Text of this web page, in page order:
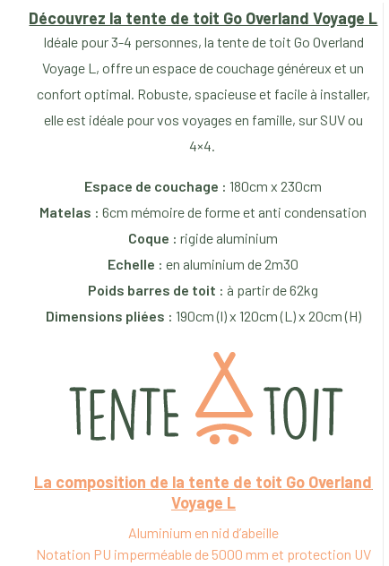
Découvrez la tente de toit Go Overland Voyage L
Idéale pour 3-4 personnes, la tente de toit Go Overland
Voyage L, offre un espace de couchage généreux et un
confort optimal. Robuste, spacieuse et facile à installer,
elle est idéale pour vos voyages en famille, sur SUV ou
4×4.
Espace de couchage : 180cm x 230cm
Matelas : 6cm mémoire de forme et anti condensation
Coque : rigide aluminium
Echelle : en aluminium de 2m30
Poids barres de toit : à partir de 62kg
Dimensions pliées : 190cm (l) x 120cm (L) x 20cm (H)
La composition de la tente de toit Go Overland
Voyage L
Aluminium en nid d’abeille
Notation PU imperméable de 5000 mm et protection UV